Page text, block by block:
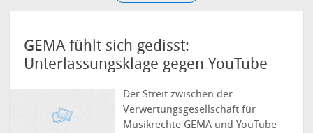
GEMA fühlt sich gedisst:
Unterlassungsklage gegen YouTube
Der Streit zwischen der
Verwertungsgesellschaft für
Musikrechte GEMA und YouTube